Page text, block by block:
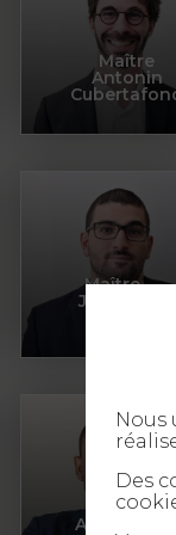
Maître
Antonin
Maître
Jérémie
Maître
Augustin
Nous
Des